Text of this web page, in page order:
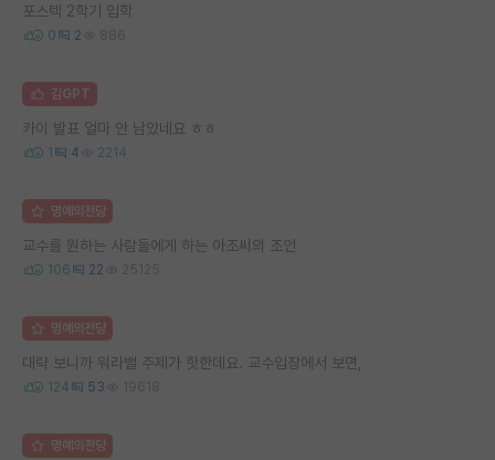
포스텍 2학기 입학
0 2 886
김GPT
카이 발표 얼마 안 남았네요 ㅎㅎ
1 4 2214
명예의전당
교수를 원하는 사람들에게 하는 아조씨의 조언
106 22 25125
명예의전당
대략 보니까 워라밸 주제가 핫한데요. 교수입장에서 보면,
124 53 19618
명예의전당